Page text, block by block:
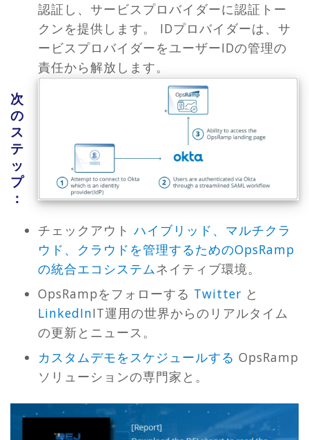
認証し、サービスプロバイダーに認証トー
クンを提供します。 IDプロバイダーは、サ
ービスプロバイダーをユーザーIDの管理の
責任から解放します。
次
の
ス
テ
ッ
プ
：
チェックアウト ハイブリッド、マルチクラ
ウド、クラウドを管理するためのOpsRamp
の統合エコシステムネイティブ環境。
OpsRampをフォローする Twitter と
LinkedInIT運用の世界からのリアルタイム
の更新とニュース。
カスタムデモをスケジュールする OpsRamp
ソリューションの専門家と。